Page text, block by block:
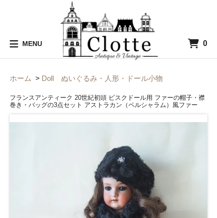
MENU 0
ホーム > Doll ぬいぐるみ・人形・ドール小物
フランスアンティーク 20世紀初頭 ビスクドール用 ファーの帽子・襟
巻き・バッグの3点セット アストラカン（ペルシャラム）風ファー